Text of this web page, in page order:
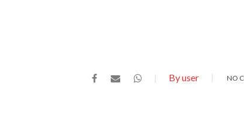
By user NO